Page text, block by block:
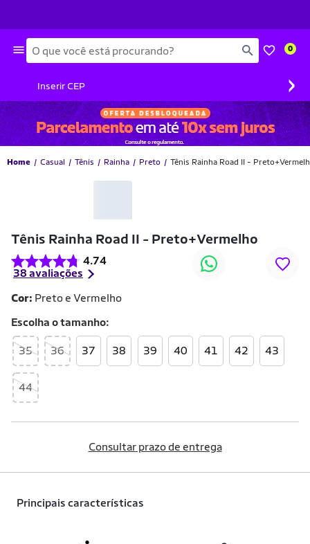
Busca 0
Inserir CEP ›
Home Casual Tênis Rainha Preto Tênis Rainha Road II -
Tênis Rainha Road II - Preto+Vermelho
4.74
38 avaliações
Cor: Preto e Vermelho
Escolha otamanho
35 36 37 38 39 40 41 42 43
44
Consultar prazo de entrega
Principais características